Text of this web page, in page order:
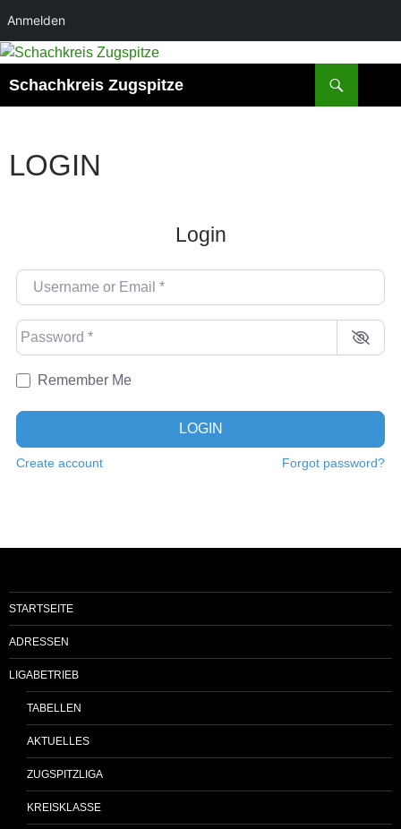
Anmelden
Schachkreis Zugspitze
LOGIN
Login
Username or Email
Password*
Remember Me
LOGIN
Create account Forgot password?
STARTSEITE
ADRESSEN
LIGABETRIEB
TABELLEN
AKTUELLES
ZUGSPITZLIGA
KREISKLASSE